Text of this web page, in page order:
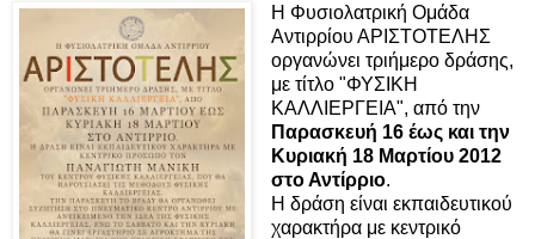
H Φυσιολατρική Ομάδα
Αντιρρίου ΑΡΙΣΤΟΤΕΛΗΣ
οργανώνει τριήμερο δράσης,
με τίτλο "ΦΥΣΙΚΗ
ΚΑΛΛΙΕΡΓΕΙΑ", από την
Παρασκευή 16 έως και την
Κυριακή 18 Μαρτίου 2012
στο Αντίρριο.
Η δράση είναι εκπαιδευτικού
χαρακτήρα με κεντρικό